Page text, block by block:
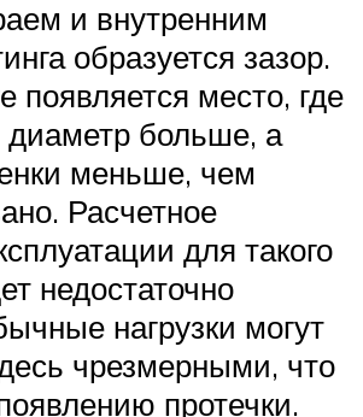
и внутренним
образуется зазор.
появляется место, где
диаметр больше, а
меньше, чем
Расчетное
для такого
недостаточно
нагрузки могут
чрезмерными, что
протечки.